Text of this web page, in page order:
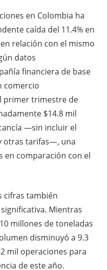
en Colombia ha
caída del 11.4% en
relación con el mismo
datos
financiera de base
comercio
primer trimestre de
$14.8 mil
—sin incluir el
otras tarifas—, una
en comparación con el
cifras también
Mientras
millones de toneladas
disminuyó a 9.3
mil operaciones para
de este año.